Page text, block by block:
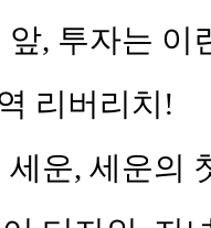
앞, 투자는
리버리치!
세운, 세운